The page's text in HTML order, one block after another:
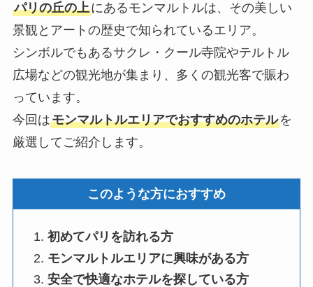
パリの丘の上にあるモンマルトルは、その美しい
景観とアートの歴史で知られているエリア。
シンボルでもあるサクレ・クール寺院やテルトル
広場などの観光地が集まり、多くの観光客で賑わ
っています。
今回はモンマルトルエリアでおすすめのホテルを
厳選してご紹介します。
このような方におすすめ
初めてパリを訪れる方
モンマルトルエリアに興味がある方
安全で快適なホテルを探している方